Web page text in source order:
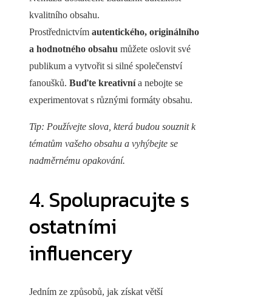
kvalitního obsahu.
Prostřednictvím autentického, originálního
a hodnotného obsahu můžete oslovit své
publikum a vytvořit si silné společenství
fanoušků. Buďte kreativnía nebojte se
experimentovat s různými formáty obsahu.
Tip: Používejte slova, která budou souznit k
tématům vašeho obsahu a vyhýbejte se
nadměrnému opakování.
4. Spolupracujte s
ostatními
influencery
Jedním ze způsobů, jak získat větší